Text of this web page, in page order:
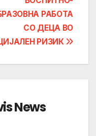
РАБОТА
СО ДЕЦА ВО
РИЗИК
News